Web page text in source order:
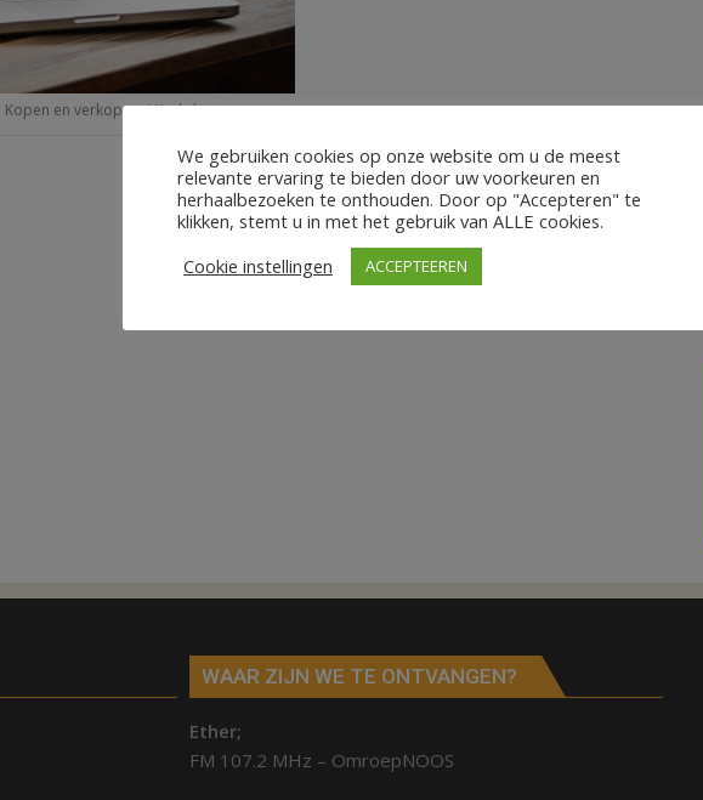
Kopen en verkopen,Workshop
WAAR ZIJN WE TE ONTVANGEN?
Ether;
FM 107.2 MHz – OmroepNOOS
We gebruiken cookies op onze website om u de meest
relevante ervaring te bieden door uw voorkeuren en
herhaalbezoeken te onthouden. Door op "Accepteren" te
klikken, stemt u in met het gebruik van ALLE cookies.
Cookie instellingen
ACCEPTEEREN